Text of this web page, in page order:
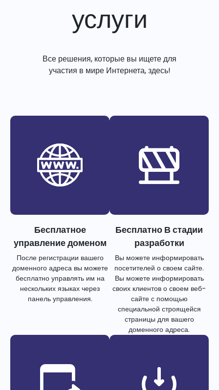
услуги
Все решения, которые вы ищете для
участия в мире Интернета, здесь!
Бесплатное
управление доменом
После регистрации вашего
доменного адреса вы можете
бесплатно управлять им на
нескольких языках через
панель управления.
Бесплатно В стадии
разработки
Вы можете информировать
посетителей о своем сайте.
Вы можете информировать
своих клиентов о своем веб-
сайте с помощью
специальной строящейся
страницы для вашего
доменного адреса.